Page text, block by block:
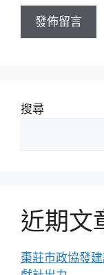
址
搜尋
近期文
棗莊市政協發